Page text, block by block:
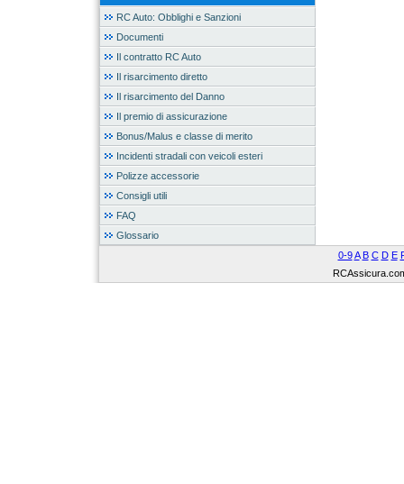
RC Auto: Obblighi e Sanzioni
Documenti
Il contratto RC Auto
Il risarcimento diretto
Il risarcimento del Danno
Il premio di assicurazione
Bonus/Malus e classe di merito
Incidenti stradali con veicoli esteri
Polizze accessorie
Consigli utili
FAQ
Glossario
0-9 A B C D E